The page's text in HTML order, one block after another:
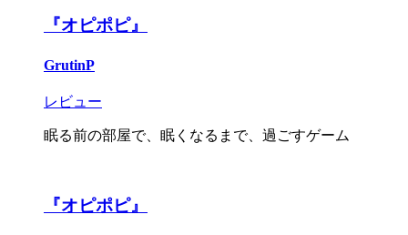
『オピポピ』
GrutinP
レビュー
眠る前の部屋で、眠くなるまで、過ごすゲーム
『オピポピ』